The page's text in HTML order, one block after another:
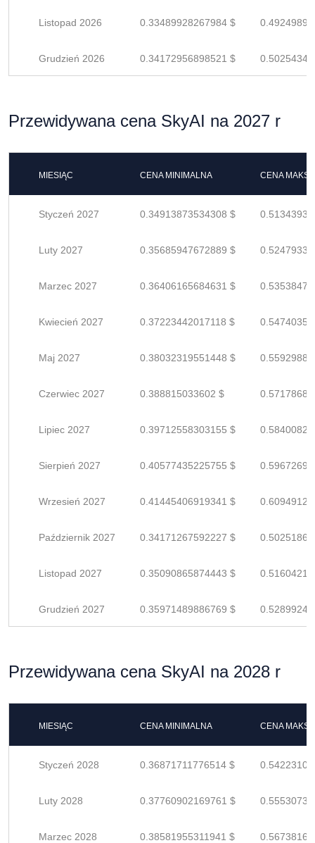
Listopad 2026 0.33489928267984 $
Grudzień 2026 0.34172956898521 $
Przewidywana cena SkyAI na 2027 r
MIESIĄC CENA MINIMALNA CENA
Styczeń 2027 0.34913873534308 $
Luty 2027 0.35685947672889 $
Marzec 2027 0.36406165684631 $
Kwiecień 2027 0.37223442017118 $
Maj 2027 0.38032319551448 $
Czerwiec 2027 0.388815033602 $
Lipiec 2027 0.39712558303155 $
Sierpień 2027 0.40577435225755 $
Wrzesień 2027 0.41445406919341 $
Październik 2027 0.34171267592227 $
Listopad 2027 0.35090865874443 $
Grudzień 2027 0.35971489886769 $
Przewidywana cena SkyAI na 2028 r
MIESIĄC CENA MINIMALNA CENA
Styczeń 2028 0.36871711776514 $
Luty 2028 0.37760902169761 $
Marzec 2028 0.38581955311941 $